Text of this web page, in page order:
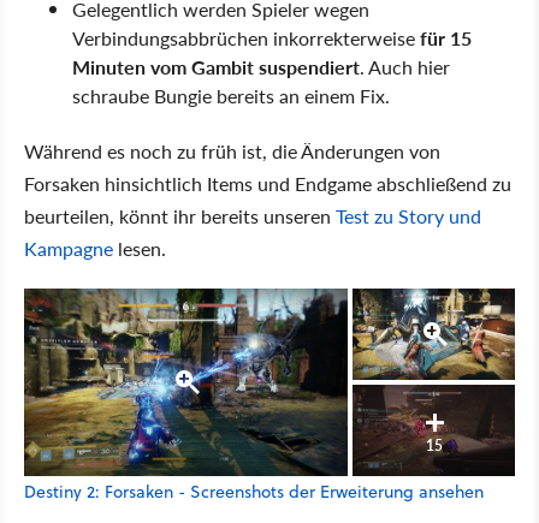
Gelegentlich werden Spieler wegen
Verbindungsabbrüchen inkorrekterweisefür 15
Minuten vom Gambit suspendiert. Auch hier
schraube Bungie bereits an einem Fix.
Während es noch zu früh ist, die Änderungen von
Forsaken hinsichtlich Items und Endgame abschließend zu
beurteilen, könnt ihr bereits unseren Test zu Story und
Kampagne lesen.
15
Destiny 2: Forsaken - Screenshots der Erweiterung ansehen